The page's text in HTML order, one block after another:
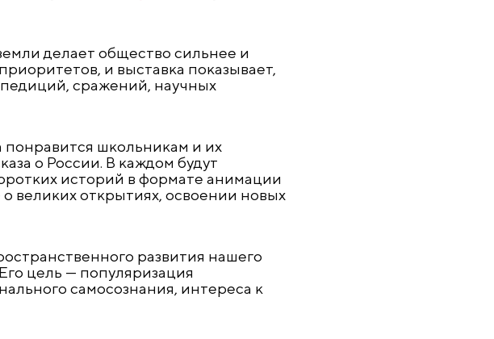
делает общество сильнее и
и выставка показывает,
сражений, научных
понравится школьникам и их
о России. В каждом будут
историй в формате анимации
великих открытиях, освоении новых
развития нашего
цель — популяризация
самосознания, интереса к